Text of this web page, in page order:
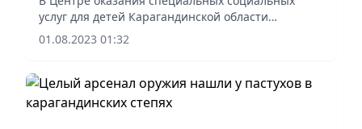
услуг для детей Карагандинской области
произошло массовое отравление детей. Одного
ребенка не удалось спасти, шесть детей
01.08.2023 01:32